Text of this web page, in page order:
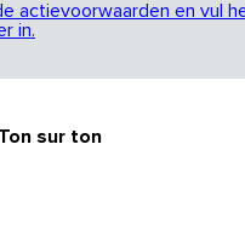
actievoorwaarden en vul
in.
Ton sur ton